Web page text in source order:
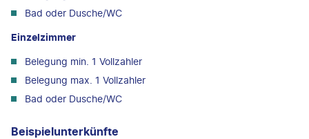
Bad oder Dusche/WC
Einzelzimmer
Belegung min. 1 Vollzahler
Belegung max. 1 Vollzahler
Bad oder Dusche/WC
Beispielunterkünfte